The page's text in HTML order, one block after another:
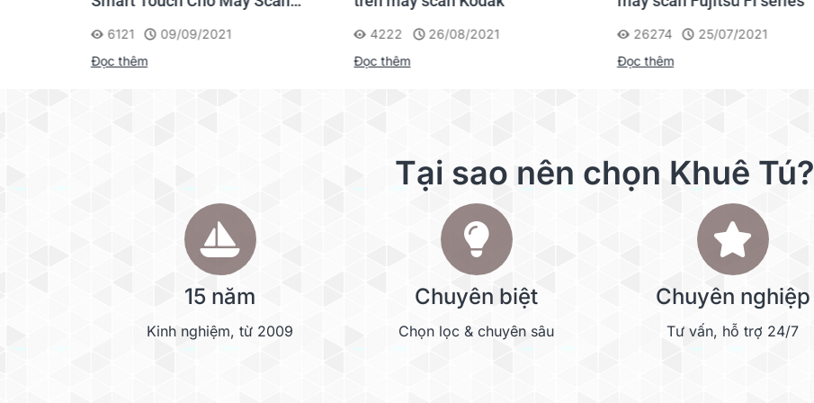
6121
09/09/2021
Đọc thêm
4222
26/08/2021
Đọc thêm
26274
25/07/2021
Đọc thêm
Tại sao nên chọn Khuê Tú?
15 năm
Kinh nghiệm, từ 2009
Chuyên biệt
Chọn lọc & chuyên sâu
Chuyên nghiệp
Tư vấn, hỗ trợ 24/7